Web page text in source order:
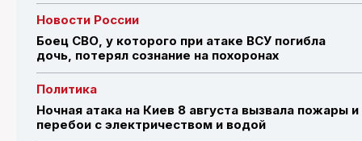
Новости России
Боец СВО, у которого при атаке ВСУ погибла
дочь, потерял сознание на похоронах
Политика
Ночная атака на Киев 8 августа вызвала пожары и
перебои с электричеством и водой